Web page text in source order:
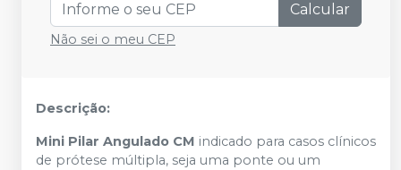
Calcular
Não sei o meu CEP
Descrição:
Mini Pilar Angulado CM indicado para casos clínicos
de prótese múltipla, seja uma ponte ou um